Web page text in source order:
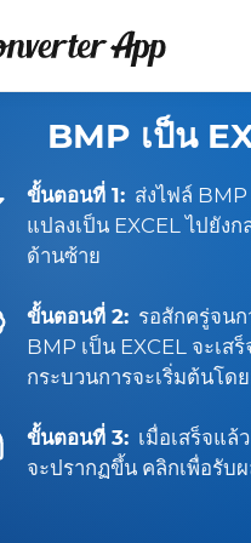
BMP เป็น
ขั้นตอนที่ 1: ส่งไฟล์
แปลงเป็น EXCEL ไปยัง
ด้านซ้าย
ขั้นตอนที่ 2: รอสักครู่จน
BMP เป็น EXCEL จะเส
กระบวนการจะเริ่มต้นโด
ขั้นตอนที่ 3: เมื่อเสร็จแล้
จะปรากฏขึ้น คลิกเพื่อรับ